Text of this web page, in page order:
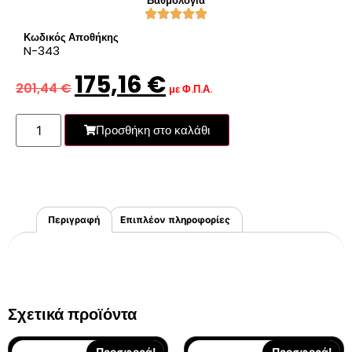
Κωδικός Αποθήκης
N-343
201,44€ 175,16 € με Φ.Π.Α.
Προσθήκη στο καλάθι
Περιγραφή Επιπλέον πληροφορίες
Σχετικά προϊόντα